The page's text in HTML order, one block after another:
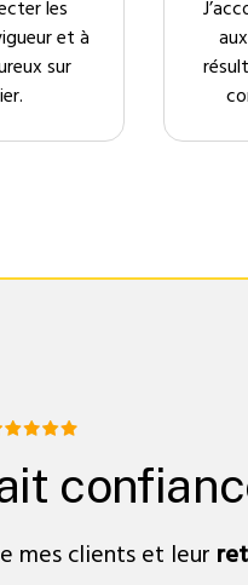
les
et à
sur
mes clients et leur